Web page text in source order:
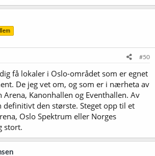
#50
få lokaler i Oslo-området som er egnet
De jeg vet om, og som er i nærheta av
Arena, Kanonhallen og Eventhallen. Av
definitivt den største. Steget opp til et
Oslo Spektrum eller Norges
stort.